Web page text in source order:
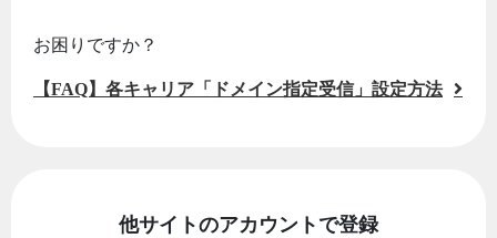
お困りですか？
【FAQ】各キャリア「ドメイン指定受信」設定方法
他サイトのアカウントで登録